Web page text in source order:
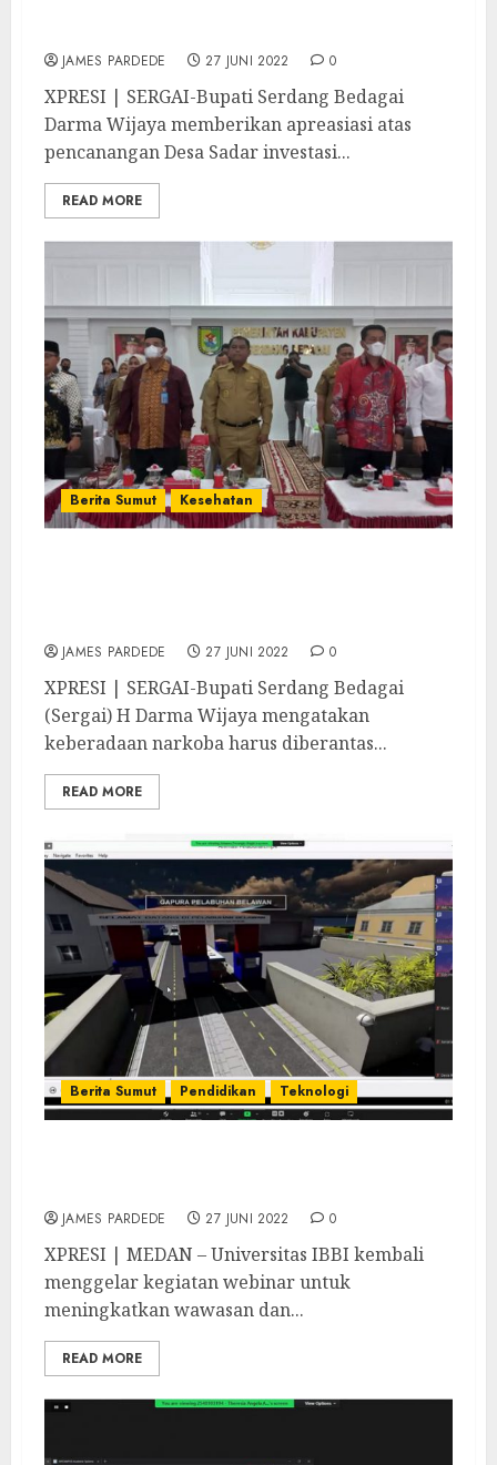
JAMES PARDEDE 27 JUNI 2022 0
XPRESI | SERGAI-Bupati Serdang Bedagai
Darma Wijaya memberikan apreasiasi atas
pencanangan Desa Sadar investasi...
READ MORE
Berita Sumut Kesehatan
JAMES PARDEDE 27 JUNI 2022 0
XPRESI | SERGAI-Bupati Serdang Bedagai
(Sergai) H Darma Wijaya mengatakan
keberadaan narkoba harus diberantas...
READ MORE
Berita Sumut Pendidikan Teknologi
JAMES PARDEDE 27 JUNI 2022 0
XPRESI | MEDAN – Universitas IBBI kembali
menggelar kegiatan webinar untuk
meningkatkan wawasan dan...
READ MORE